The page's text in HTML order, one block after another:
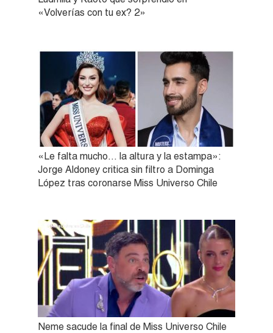
«Volverías con tu ex? 2»
«Le falta mucho… la altura y la estampa»:
Jorge Aldoney critica sin filtro a Dominga
López tras coronarse Miss Universo Chile
Neme sacude la final de Miss Universo Chile